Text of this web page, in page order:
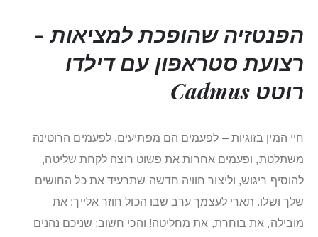
הפנטזיה שהופכת למציאות -
רצועת סטראפון עםדילדו
רוטט Cadmus
חיי המין בזוגיות – לפעמים הם מפתיעים, לפעמים הרוטינה
משתלטת, ופעמים אחרות את פשוט רוצה לקחת שליטה,
להוסיף ריגוש, וליצור חוויה חדשה שתרעיד את כל החושים
שלך ושלו. תארי לעצמך ערב שבו הכול חוזר אלייך: את
מובילה, את בוחרת, את מחליטה! והכי חשוב: שניכם נהנים